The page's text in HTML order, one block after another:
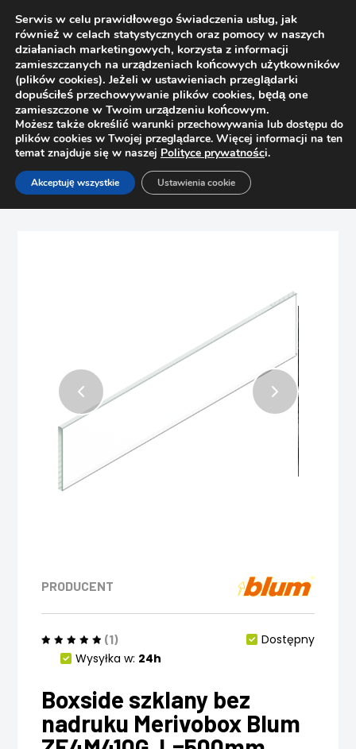
Strona główna Sklep
Szuflady
Boxside szklany bez nadruku Merivobox Blum
PRODUCENT
(1)
Dostępny
Wysyłka w: 24h
Boxside szklany bez
nadruku Merivobox Blum
Serwis w celu prawidłowego świadczenia usług, jak
również w celach statystycznych oraz pomocy w naszych
działaniach marketingowych, korzysta z informacji
zamieszczanych na urządzeniach końcowych użytkowników
(plików cookies). Jeżeli w ustawieniach przeglądarki
dopuściłeś przechowywanie plików cookies, będą one
zamieszczone w Twoim urządzeniu końcowym.
Możesz także określić warunki przechowywania lub dostępu do
plików cookies w Twojej przeglądarce. Więcej informacji na ten
temat znajduje się w naszej Polityce prywatności.
Akceptuję wszystkie Ustawienia cookie